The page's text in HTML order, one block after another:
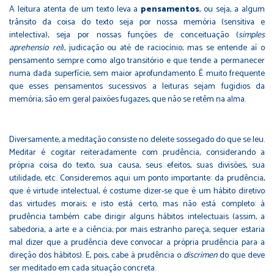
A leitura atenta de um texto leva a pensamentos, ou seja, a algum
trânsito da coisa do texto seja por nossa memória (sensitiva e
intelectiva), seja por nossas funções de conceituação (simples
aprehensio rei), judicação ou até de raciocínio; mas se entende aí o
pensamento sempre como algo transitório e que tende a permanecer
numa dada superfície, sem maior aprofundamento. É muito frequente
que esses pensamentos sucessivos a leituras sejam fugidios da
memória; são em geral paixões fugazes, que não se retêm na alma.
Diversamente, a meditação consiste no deleite sossegado do que se leu.
Meditar é cogitar reiteradamente com prudência, considerando a
própria coisa do texto, sua causa, seus efeitos, suas divisões, sua
utilidade, etc. Consideremos aqui um ponto importante: da prudência,
que é virtude intelectual, é costume dizer-se que é um hábito diretivo
das virtudes morais; e isto está certo, mas não está completo: à
prudência também cabe dirigir alguns hábitos intelectuais (assim, a
sabedoria, a arte e a ciência; por mais estranho pareça, sequer estaria
mal dizer que a prudência deve convocar a própria prudência para a
direção dos hábitos). E, pois, cabe à prudência o discrimendo que deve
ser meditado em cada situação concreta.